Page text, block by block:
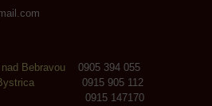
Bebravou 0905 394 055
0915 905 112
147170